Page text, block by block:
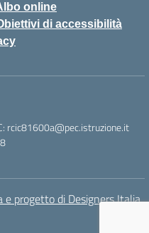
online
di accessibilità
rcic81600a@pec.istruzione.it
e progetto di Designers Italia